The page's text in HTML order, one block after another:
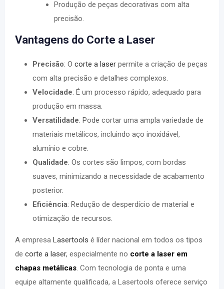
Produção de peças decorativas com alta
precisão.
Vantagens do Corte a Laser
Precisão: O corte a laser permite a criação de peças
com alta precisão e detalhes complexos.
Velocidade: É um processo rápido, adequado para
produção em massa.
Versatilidade: Pode cortar uma ampla variedade de
materiais metálicos, incluindo aço inoxidável,
alumínio e cobre.
Qualidade: Os cortes são limpos, com bordas
suaves, minimizando a necessidade de acabamento
posterior.
Eficiência: Redução de desperdício de material e
otimização de recursos.
A empresa Lasertools é líder nacional em todos os tipos
de corte a laser, especialmente no corte a laser em
chapas metálicas. Com tecnologia de ponta e uma
equipe altamente qualificada, a Lasertools oferece serviço